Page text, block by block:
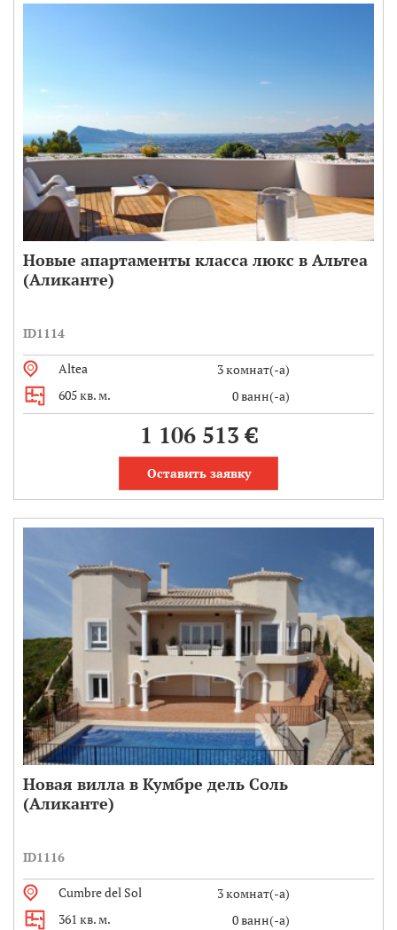
Новые апартаменты класса люкс в Альтеа
(Аликанте)
ID1114
Altea
3 комнат(-а)
605 кв. м.
0 ванн(-а)
1 106 513 €
Оставить заявку
Новая вилла в Кумбре дель Соль
(Аликанте)
ID1116
Cumbre del Sol
3 комнат(-а)
361 кв. м.
0 ванн(-а)